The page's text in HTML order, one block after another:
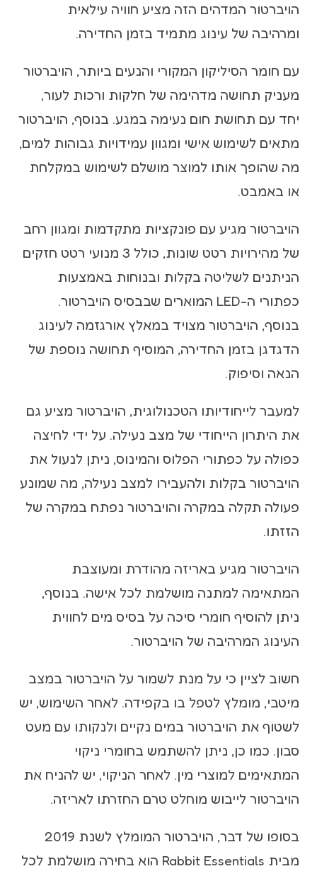
הויברטור המדהים הזה מציע חוויה עילאית
ומרהיבה של עינוג מתמיד בזמן החדירה.
עם חומר הסיליקון המקורי והנעים ביותר, הויברטור
מעניק תחושה מדהימה של חלקות ורכות לעור,
יחד עם תחושת חום נעימה במגע. בנוסף, הויברטור
מתאים לשימוש אישי ומגוון עמידויות גבוהות למים,
מה שהופך אותו למוצר מושלם לשימוש במקלחת
או באמבט.
הויברטור מגיע עם פונקציות מתקדמות ומגוון רחב
של מהירויות רטט שונות, כולל 3 מנועי רטט חזקים
הניתנים לשליטה בקלות ובנוחות באמצעות
כפתורי ה-LED המוארים שבבסיס הויברטור.
בנוסף, הויברטור מצויד במאלץ אורגזמה לעינוג
הדגדגן בזמן החדירה, המוסיף תחושה נוספת של
הנאה וסיפוק.
למעבר לייחודיותו הטכנולוגית, הויברטור מציע גם
את היתרון הייחודי של מצב נעילה. על ידי לחיצה
כפולה על כפתורי הפלוס והמינוס, ניתן לנעול את
הויברטור בקלות ולהעבירו למצב נעילה, מה שמונע
פעולה תקלה במקרה והויברטור נפתח במקרה של
הזזתו.
הויברטור מגיע באריזה מהודרת ומעוצבת
המתאימה למתנה מושלמת לכל אישה. בנוסף,
ניתן להוסיף חומרי סיכה על בסיס מים לחווית
העינוג המרהיבה של הויברטור.
חשוב לציין כי על מנת לשמור על הויברטור במצב
מיטבי, מומלץ לטפל בו בקפידה. לאחר השימוש, יש
לשטוף את הויברטור במים נקיים ולנקותו עם מעט
סבון. כמו כן, ניתן להשתמש בחומרי ניקוי
המתאימים למוצרי מין. לאחר הניקוי, יש להניח את
הויברטור לייבוש מוחלט טרם החזרתו לאריזה.
בסופו של דבר, הויברטור המומלץ לשנת 2019
מבית Rabbit Essentials הוא בחירה מושלמת לכל